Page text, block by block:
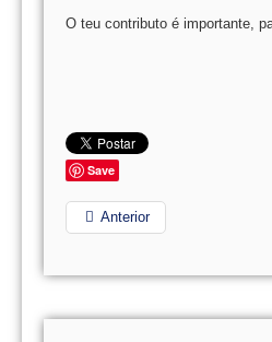
O teu contributo é importante,
Save
Anterior